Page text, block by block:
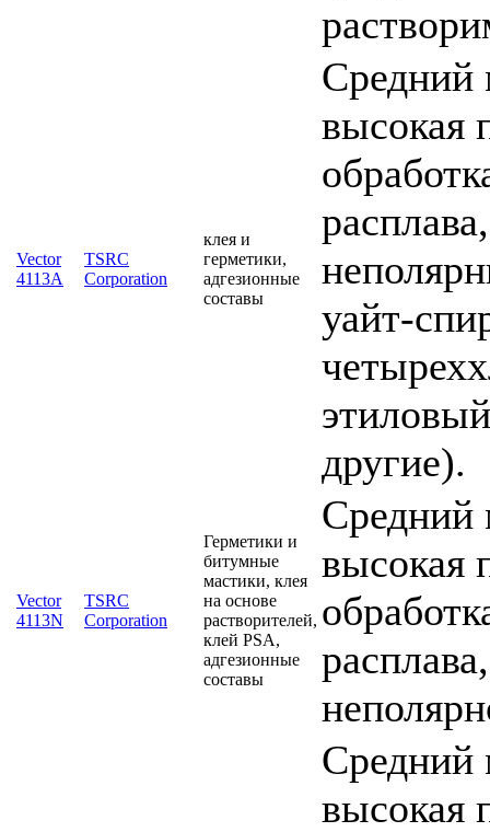
Vector
4113A
TSRC
Corporation
клея и
герметики,
адгезионные
составы
Средний
высокая
уайт-
другие).
Vector
4113N
TSRC
Corporation
Герметики и
битумные
мастики, клея
на основе
растворителей,
клей PSA,
адгезионные
составы
Средний
высокая
Средний
высокая